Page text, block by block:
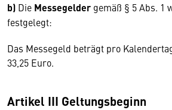
b) Die Messegelder gemäß § 5 Abs. 1
festgelegt:
Das Messegeld beträgt pro
33,25 Euro.
Artikel III Geltungsbeginn